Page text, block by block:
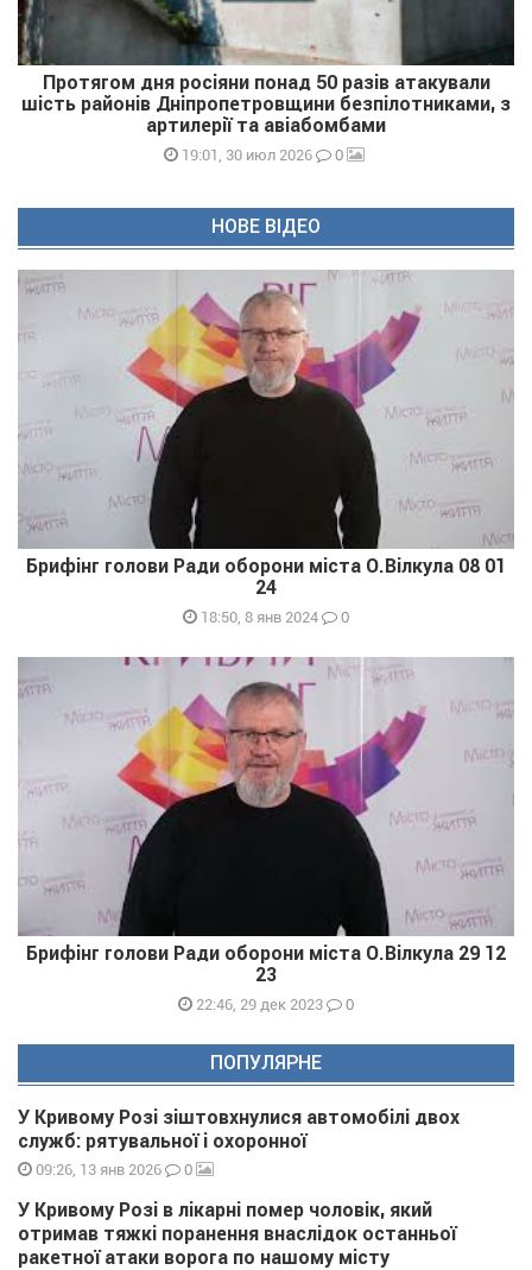
Протягом дня росіяни понад 50 разів атакували
шість районів Дніпропетровщини безпілотниками, з
артилерії та авіабомбами
19:01, 30 июл 2026 0
НОВЕ ВІДЕО
Брифінг голови Ради оборони міста О.Вілкула 08 01
24
18:50, 8 янв 2024 0
Брифінг голови Ради оборони міста О.Вілкула 29 12
23
22:46, 29 дек 2023 0
ПОПУЛЯРНЕ
У Кривому Розі зіштовхнулися автомобілі двох
служб: рятувальної і охоронної
09:26, 13 янв 2026 0
У Кривому Розі в лікарні помер чоловік, який
отримав тяжкі поранення внаслідок останньої
ракетної атаки ворога по нашому місту